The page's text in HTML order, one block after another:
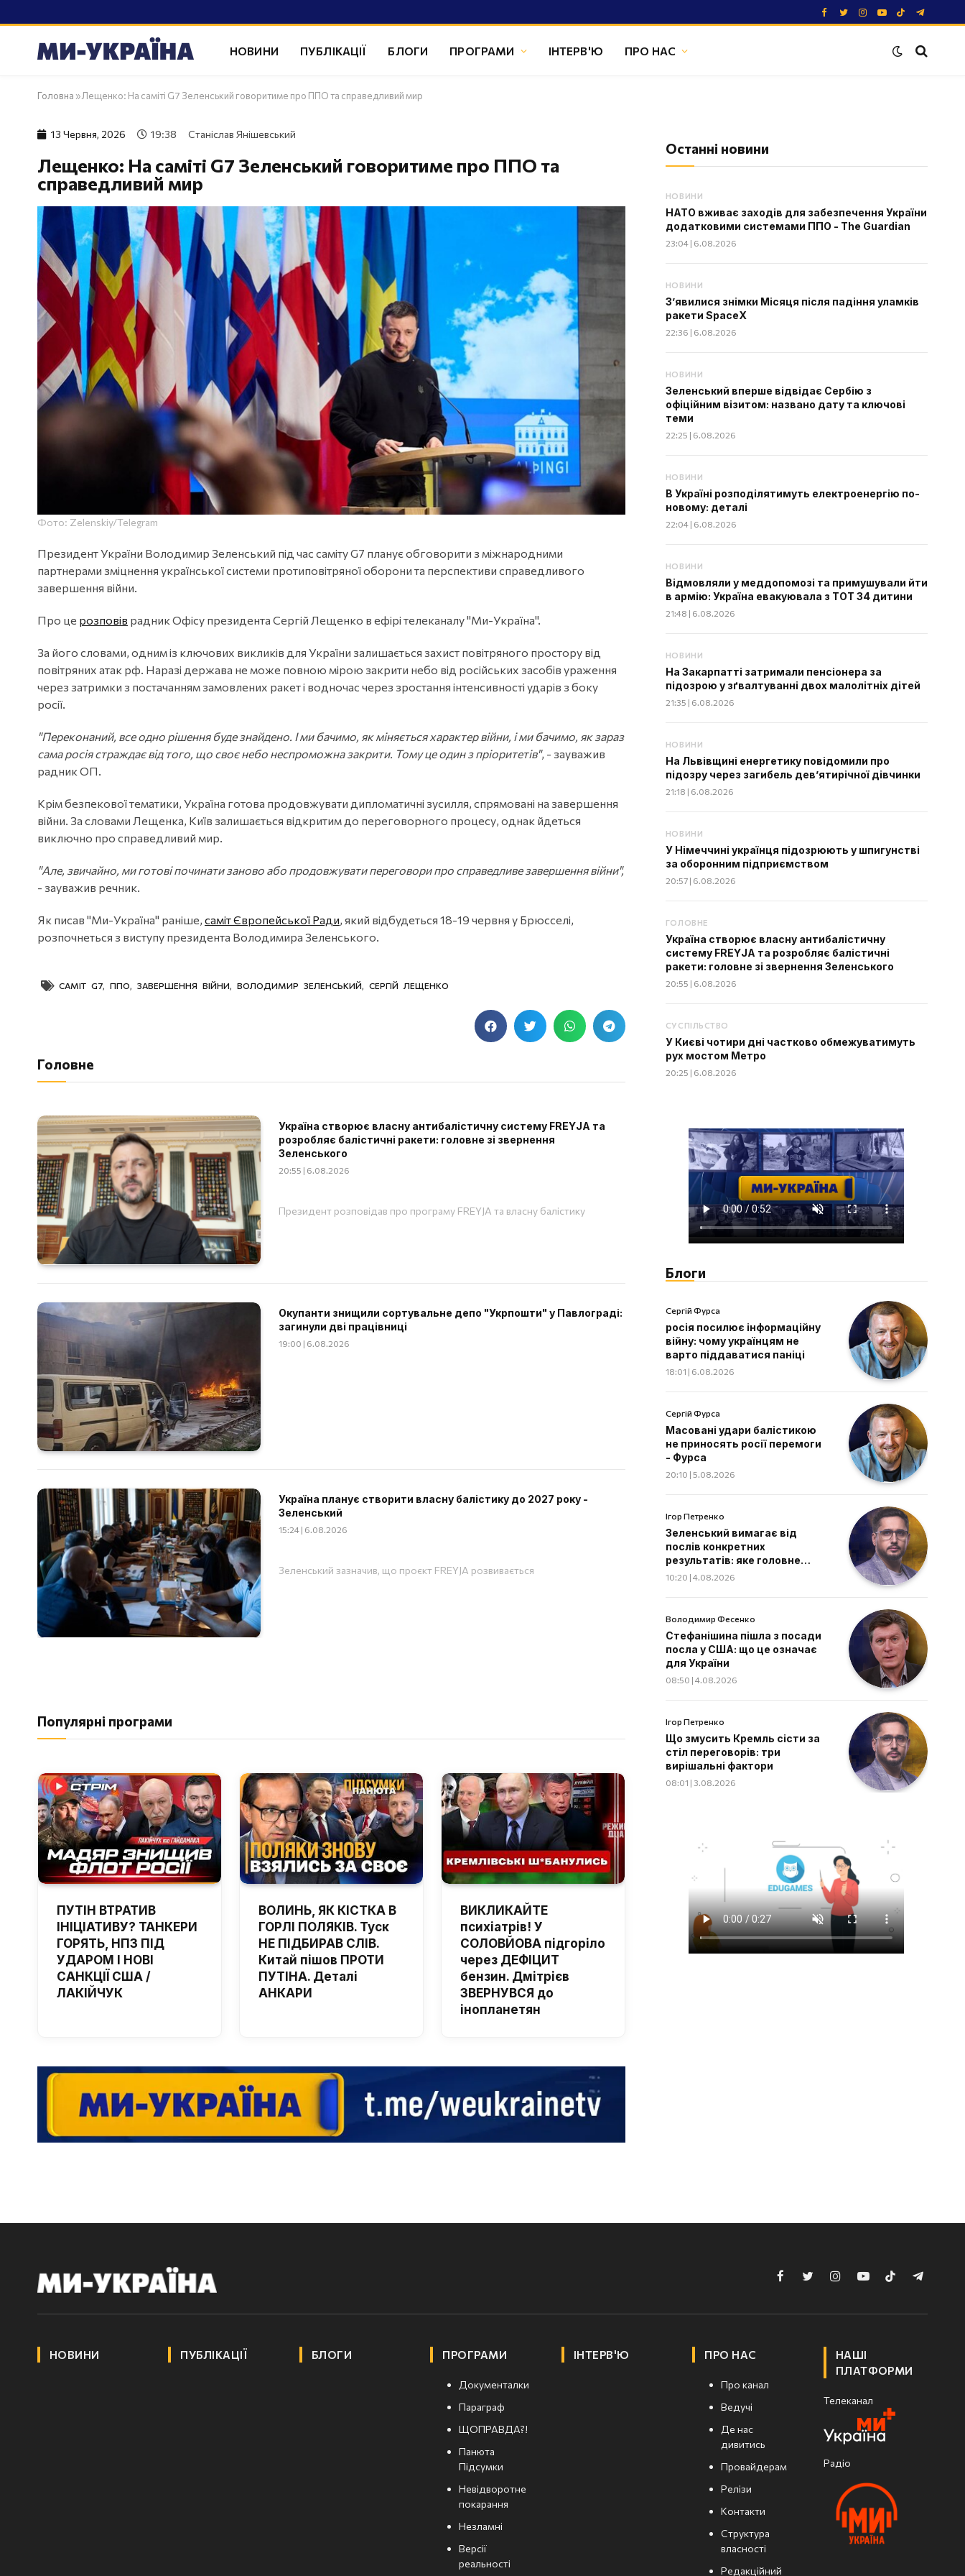
Facebook
TwitterInstagram
YouTube
TikTokTelegram
НОВИНИ ПУБЛІКАЦІЇ БЛОГИ ПРОГРАМИ ІНТЕРВ'Ю ПРО НАС
Головна »Лещенко: На саміті G7 Зеленський говоритиме про ППО та справедливий мир
13 Червня, 2026 19:38 Станіслав Янішевський
Лещенко: На саміті G7 Зеленський говоритиме про ППО та
справедливий мир
Фото: Zelenskiy/Telegram
Президент України Володимир Зеленський під час саміту G7 планує обговорити з міжнародними
партнерами зміцнення української системи протиповітряної оборони та перспективи справедливого
завершення війни.
Про це розповів радник Офісу президента Сергій Лещенко в ефірі телеканалу "Ми-Україна".
За його словами, одним із ключових викликів для України залишається захист повітряного простору від
повітряних атак рф. Наразі держава не може повною мірою закрити небо від російських засобів ураження
через затримки з постачанням замовлених ракет і водночас через зростання інтенсивності ударів з боку
росії.
"Переконаний, все одно рішення буде знайдено. І ми бачимо, як міняється характер війни, і ми бачимо, як зараз
сама росія страждає від того, що своє небо неспроможна закрити. Тому це один з пріоритетів", - зауважив
радник ОП.
Крім безпекової тематики, Україна готова продовжувати дипломатичні зусилля, спрямовані на завершення
війни. За словами Лещенка, Київ залишається відкритим до переговорного процесу, однак йдеться
виключно про справедливий мир.
"Але, звичайно, ми готові починати заново або продовжувати переговори про справедливе завершення війни",
- зауважив речник.
Як писав "Ми-Україна" раніше, саміт Європейської Ради, який відбудеться 18-19 червня у Брюсселі,
розпочнеться з виступу президента Володимира Зеленського.
САМІТ G7, ППО, ЗАВЕРШЕННЯ ВІЙНИ, ВОЛОДИМИР ЗЕЛЕНСЬКИЙ, СЕРГІЙ ЛЕЩЕНКО
Головне
Україна створює власну антибалістичну систему FREYJA та
розробляє балістичні ракети: головне зі звернення
Зеленського
20:55 | 6.08.2026
Президент розповідав про програму FREYJA та власну балістику
Окупанти знищили сортувальне депо "Укрпошти" у Павлограді:
загинули дві працівниці
19:00 | 6.08.2026
Україна планує створити власну балістику до 2027 року -
Зеленський
15:24 | 6.08.2026
Зеленський зазначив, що проєкт FREYJA розвивається
Популярні програми
ПУТІН ВТРАТИВ
ІНІЦІАТИВУ? ТАНКЕРИ
ГОРЯТЬ, НПЗ ПІД
УДАРОМ І НОВІ
САНКЦІЇ США /
ЛАКІЙЧУК
ВОЛИНЬ, ЯК КІСТКА В
ГОРЛІ ПОЛЯКІВ. Туск
НЕ ПІДБИРАВ СЛІВ.
Китай пішов ПРОТИ
ПУТІНА. Деталі
АНКАРИ
ВИКЛИКАЙТЕ
психіатрів! У
СОЛОВЙОВА підгоріло
через ДЕФІЦИТ
бензин. Дмітрієв
ЗВЕРНУВСЯ до
інопланетян
Останні новини
НОВИНИ
НАТО вживає заходів для забезпечення України
додатковими системами ППО - The Guardian
23:04 | 6.08.2026
НОВИНИ
З’явилися знімки Місяця після падіння уламків
ракети SpaceX
22:36 | 6.08.2026
НОВИНИ
Зеленський вперше відвідає Сербію з
офіційним візитом: названо дату та ключові
теми
22:25 | 6.08.2026
НОВИНИ
В Україні розподілятимуть електроенергію по-
новому: деталі
22:04 | 6.08.2026
НОВИНИ
Відмовляли у меддопомозі та примушували йти
в армію: Україна евакуювала з ТОТ 34 дитини
21:48 | 6.08.2026
НОВИНИ
На Закарпатті затримали пенсіонера за
підозрою у зґвалтуванні двох малолітніх дітей
21:35 | 6.08.2026
НОВИНИ
На Львівщині енергетику повідомили про
підозру через загибель дев’ятирічної дівчинки
21:18 | 6.08.2026
НОВИНИ
У Німеччині українця підозрюють у шпигунстві
за оборонним підприємством
20:57 | 6.08.2026
ГОЛОВНЕ
Україна створює власну антибалістичну
систему FREYJA та розробляє балістичні
ракети: головне зі звернення Зеленського
20:55 | 6.08.2026
СУСПІЛЬСТВО
У Києві чотири дні частково обмежуватимуть
рух мостом Метро
20:25 | 6.08.2026
Блоги
Сергій Фурса
росія посилює інформаційну
війну: чому українцям не
варто піддаватися паніці
18:01 | 6.08.2026
Сергій Фурса
Масовані удари балістикою
не приносять росії перемоги
- Фурса
20:10 | 5.08.2026
Ігор Петренко
Зеленський вимагає від
послів конкретних
результатів: яке головне
завдання дипломатів
10:20 | 4.08.2026
Володимир Фесенко
Стефанішина пішла з посади
посла у США: що це означає
для України
08:50 | 4.08.2026
Ігор Петренко
Що змусить Кремль сісти за
стіл переговорів: три
вирішальні фактори
08:01 | 3.08.2026
FacebookTwitterInstagramYouTubeTikTokTelegram
НОВИНИ ПУБЛІКАЦІЇ БЛОГИ ПРОГРАМИ
Документалки
Параграф
ЩОПРАВДА?!
Панюта
Підсумки
Невідворотне
покарання
Незламні
Версії
реальності
ІНТЕРВ'Ю ПРО НАС
Про канал
Ведучі
Де нас
дивитись
Провайдерам
Релізи
Контакти
Структура
власності
Редакційний
НАШІ
ПЛАТФОРМИ
Телеканал
Радіо